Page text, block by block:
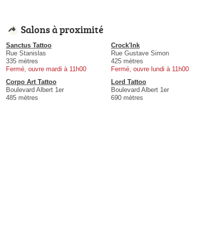
Salons à proximité
Sanctus Tattoo
Rue Stanislas
335 mètres
Fermé, ouvre mardi à 11h00
Crock'Ink
Rue Gustave Simon
425 mètres
Fermé, ouvre lundi à 11h00
Corpo Art Tattoo
Boulevard Albert 1er
485 mètres
Lord Tattoo
Boulevard Albert 1er
690 mètres